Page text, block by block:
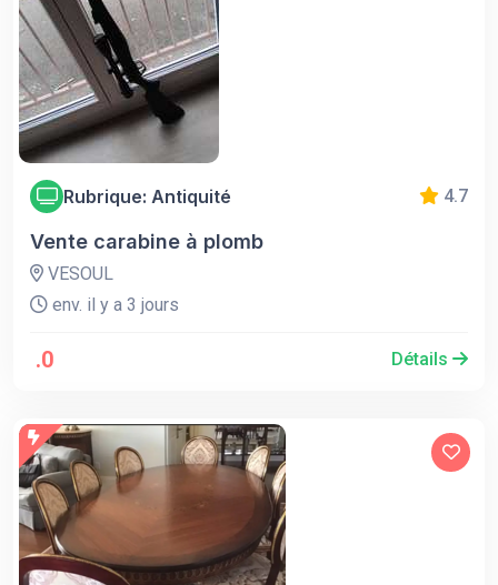
Rubrique: Antiquité 4.7
Vente carabine à plomb
VESOUL
env. il y a 3 jours
.0 Détails